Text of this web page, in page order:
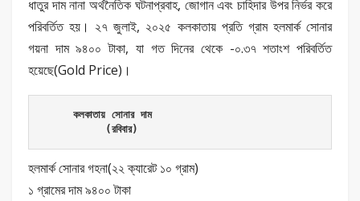
ধাতুর দাম নানা অর্থনৈতিক ঘটনাপ্রবাহ, জোগান এবং চাহিদার উপর নির্ভর করে
পরিবর্তিত হয়। ২৭ জুলাই, ২০২৫ কলকাতায় প্রতি গ্রাম হলমার্ক সোনার
গয়না দাম ৯৪০০ টাকা, যা গত দিনের থেকে -০.৩৭ শতাংশ পরিবর্তিত
হয়েছে(Gold Price)।
কলকাতায় সোনার দাম
          (রবিবার)
হলমার্ক সোনার গহনা(২২ ক্যারেট ১০ গ্রাম)
১ গ্রামের দাম ৯৪০০ টাকা